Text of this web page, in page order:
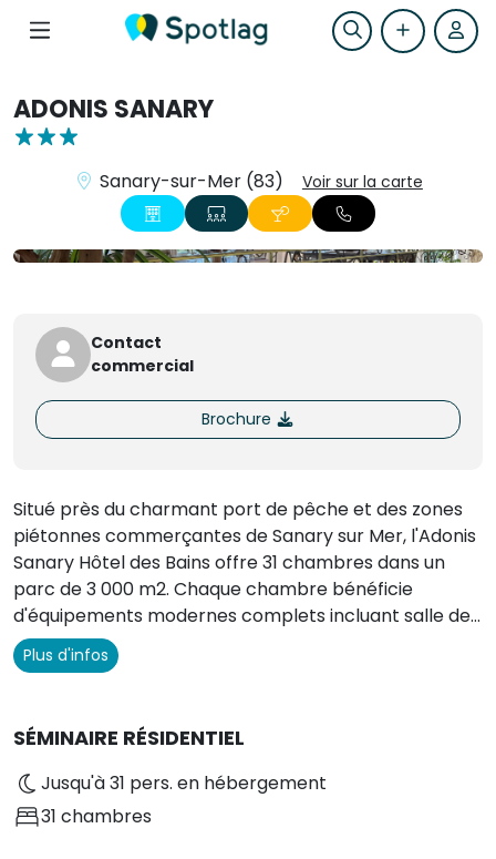
ADONIS SANARY
Sanary-sur-Mer (83) Voir sur la carte
Contact
commercial
Brochure
Situé près du charmant port de pêche et des zones
piétonnes commerçantes de Sanary sur Mer, l'Adonis
Sanary Hôtel des Bains offre 31 chambres dans un
parc de 3 000 m2. Chaque chambre bénéficie
d'équipements modernes complets incluant salle de
bain, WC, télévision à écran plat satellite,
climatisation et accès WI-FI gratuit. Pour votre
avec huiles essentielles et arômes orientaux. Notre
restaurant le Jardin des Bains vous propose diverses
spécialités provençales. Nous disposons également
d'un parking privé (15€/jour/véhicule, sous réserve de
disponibilité). L'équipe de l'Adonis Sanary vous
Plus d'infos
SÉMINAIRE RÉSIDENTIEL
Jusqu'à 31 pers. en hébergement
31 chambres